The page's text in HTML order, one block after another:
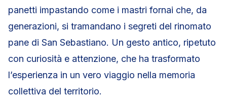
panetti impastando come i mastri fornai che, da
generazioni, si tramandano i segreti del rinomato
pane di San Sebastiano. Un gesto antico, ripetuto
con curiosità e attenzione, che ha trasformato
l’esperienza in un vero viaggio nella memoria
collettiva del territorio.